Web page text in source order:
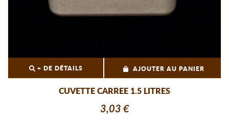
+ DE DÉTAILS AJOUTER AU PANIER
CUVETTE CARREE 1.5 LITRES
3,03 €